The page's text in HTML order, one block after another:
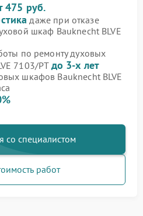
475 руб.
даже при отказе
шкаф Bauknecht BLVE
по ремонту духовых
7103/PT до 3-х лет
шкафов Bauknecht BLVE
со специалистом
работ